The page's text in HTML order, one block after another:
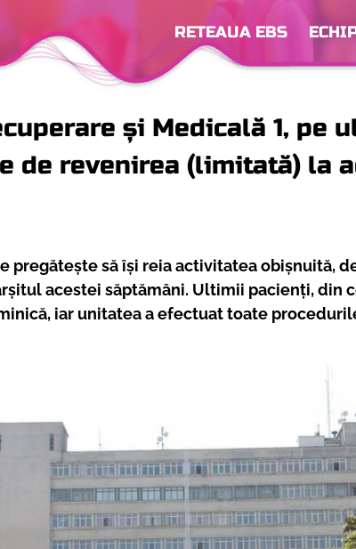
RETEAUA EBS
și Medicală 1, pe
de revenirea (limitată) la
pregătește să își reia activitatea obișnuită,
acestei săptămâni. Ultimii pacienți, din
iar unitatea a efectuat toate